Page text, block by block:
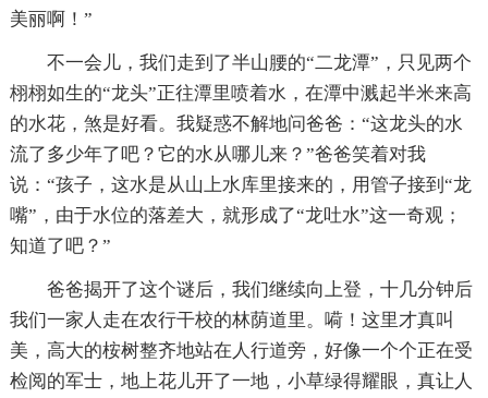
美丽啊！”
不一会儿，我们走到了半山腰的“二龙潭”，只见两个
栩栩如生的“龙头”正往潭里喷着水，在潭中溅起半米来高
的水花，煞是好看。我疑惑不解地问爸爸：“这龙头的水
流了多少年了吧？它的水从哪儿来？”爸爸笑着对我
说：“孩子，这水是从山上水库里接来的，用管子接到“龙
嘴”，由于水位的落差大，就形成了“龙吐水”这一奇观；
知道了吧？”
爸爸揭开了这个谜后，我们继续向上登，十几分钟后
我们一家人走在农行干校的林荫道里。嗬！这里才真叫
美，高大的桉树整齐地站在人行道旁，好像一个个正在受
检阅的军士，地上花儿开了一地，小草绿得耀眼，真让人